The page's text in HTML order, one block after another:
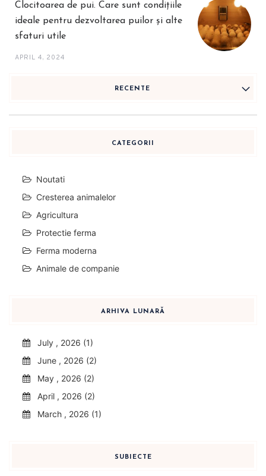
Clocitoarea de pui. Care sunt condițiile
ideale pentru dezvoltarea puilor și alte
sfaturi utile
APRIL 4, 2024
RECENTE
CATEGORII
Noutati
Cresterea animalelor
Agricultura
Protectie ferma
Ferma moderna
Animale de companie
ARHIVA LUNARĂ
July , 2026 (1)
June , 2026 (2)
May , 2026 (2)
April , 2026 (2)
March , 2026 (1)
SUBIECTE